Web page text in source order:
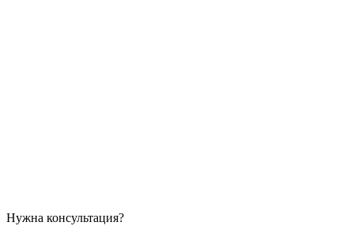
Нужна консультация?